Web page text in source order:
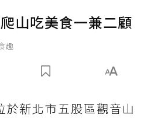
山吃美食一兼二顧
趣
於新北市五股區觀音山